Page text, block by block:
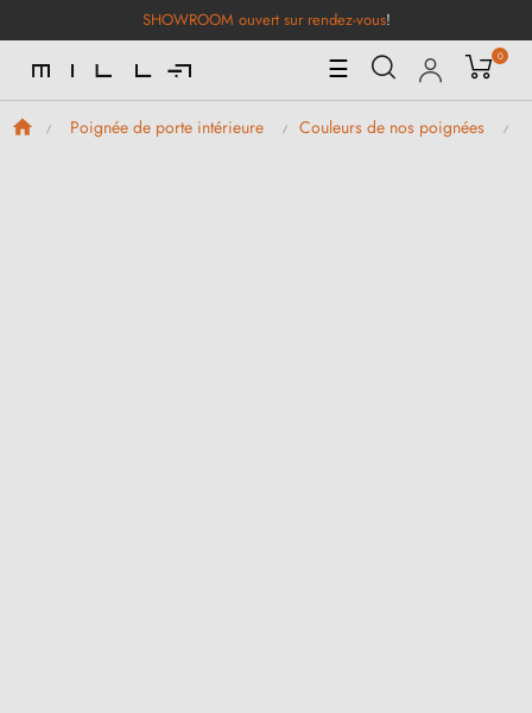
SHOWROOM ouvert sur rendez-vous!
Basculer
la
navigation
☰ 0
Poignée de porte intérieure Couleurs de nos poignées